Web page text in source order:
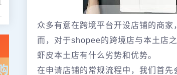
众多有意在跨境平台开设店铺的商
而，对于shopee的跨境店与本土店
虾皮本土店有什么劣势和优势。
在申请店铺的常规流程中，我们首